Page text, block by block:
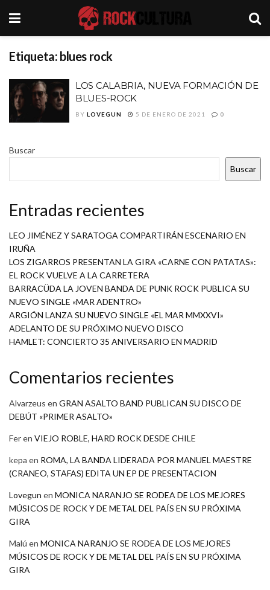
Etiqueta: blues rock
LOS CALABRIA, NUEVA FORMACIÓN DE
BLUES-ROCK
BY LOVEGUN 5 DE ENERO DE 2021 0
Buscar
Buscar
Entradas recientes
LEO JIMÉNEZ Y SARATOGA COMPARTIRÁN ESCENARIO EN
IRUÑA
LOS ZIGARROS PRESENTAN LA GIRA «CARNE CON PATATAS»:
EL ROCK VUELVE A LA CARRETERA
BARRACÜDA LA JOVEN BANDA DE PUNK ROCK PUBLICA SU
NUEVO SINGLE «MAR ADENTRO»
ARGIÓN LANZA SU NUEVO SINGLE «EL MAR MMXXVI»
ADELANTO DE SU PRÓXIMO NUEVO DISCO
HAMLET: CONCIERTO 35 ANIVERSARIO EN MADRID
Comentarios recientes
Alvarzeus en GRAN ASALTO BAND PUBLICAN SU DISCO DE
DEBÚT «PRIMER ASALTO»
Feren VIEJO ROBLE, HARD ROCK DESDE CHILE
kepa en ROMA, LA BANDA LIDERADA POR MANUEL MAESTRE
(CRANEO, STAFAS) EDITA UN EP DE PRESENTACION
Lovegun en MONICA NARANJO SE RODEA DE LOS MEJORES
MÚSICOS DE ROCK Y DE METAL DEL PAÍS EN SU PRÓXIMA
GIRA
Malú en MONICA NARANJO SE RODEA DE LOS MEJORES
MÚSICOS DE ROCK Y DE METAL DEL PAÍS EN SU PRÓXIMA
GIRA